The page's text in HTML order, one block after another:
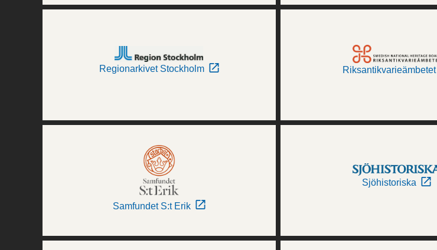
Regionarkivet Stockholm Riksantikvarieämbetet
Samfundet S:t Erik
Sjöhistoriska